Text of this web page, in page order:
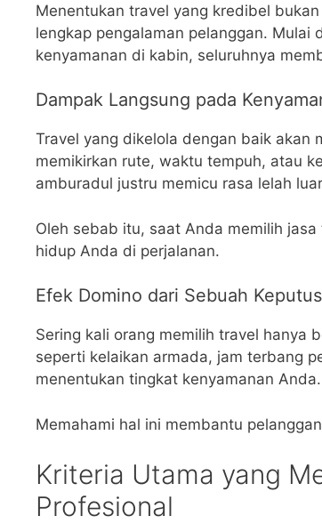
Menentukan travel yang kredibel
lengkap pengalaman pelanggan. Mulai
kenyamanan di kabin, seluruhnya
Dampak Langsung pada
Travel yang dikelola dengan baik akan
memikirkan rute, waktu tempuh, atau
amburadul justru memicu rasa lelah
Oleh sebab itu, saat Anda memilih
hidup Anda di perjalanan.
Efek Domino dari Sebuah
Sering kali orang memilih travel hanya
seperti kelaikan armada, jam terbang
menentukan tingkat kenyamanan Anda.
Memahami hal ini membantu
Kriteria Utama yang
Profesional